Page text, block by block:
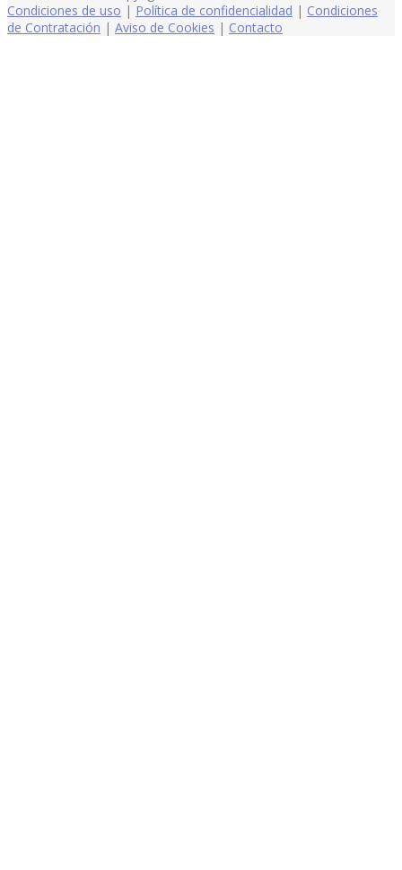
Condiciones de uso | Política de confidencialidad | Condiciones
de Contratación | Aviso de Cookies | Contacto